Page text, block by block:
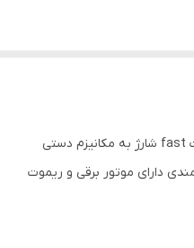
در آپشنهای برقی شارژر usb به صورت fast شارژ به مکانیزم دستی
دارای موتور برقی و ریموت